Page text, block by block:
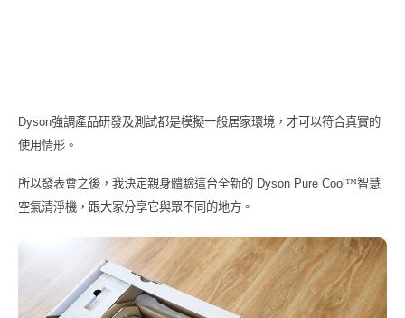
Dyson強調產品研發及測試都是模擬一般居家環境，才可以符合真實的
使用情形。
所以發表會之後，我決定親身體驗這台全新的 Dyson Pure Cool ™智慧
空氣清淨機，跟大家分享它與眾不同的地方。